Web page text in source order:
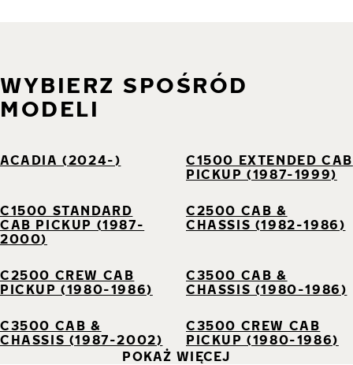
WYBIERZ SPOŚRÓD
MODELI
ACADIA (2024-)
C1500 EXTENDED CAB
PICKUP (1987-1999)
C1500 STANDARD
CAB PICKUP (1987-
2000)
C2500 CAB &
CHASSIS (1982-1986)
C2500 CREW CAB
PICKUP (1980-1986)
C3500 CAB &
CHASSIS (1980-1986)
C3500 CAB &
CHASSIS (1987-2002)
C3500 CREW CAB
PICKUP (1980-1986)
POKAŻ WIĘCEJ